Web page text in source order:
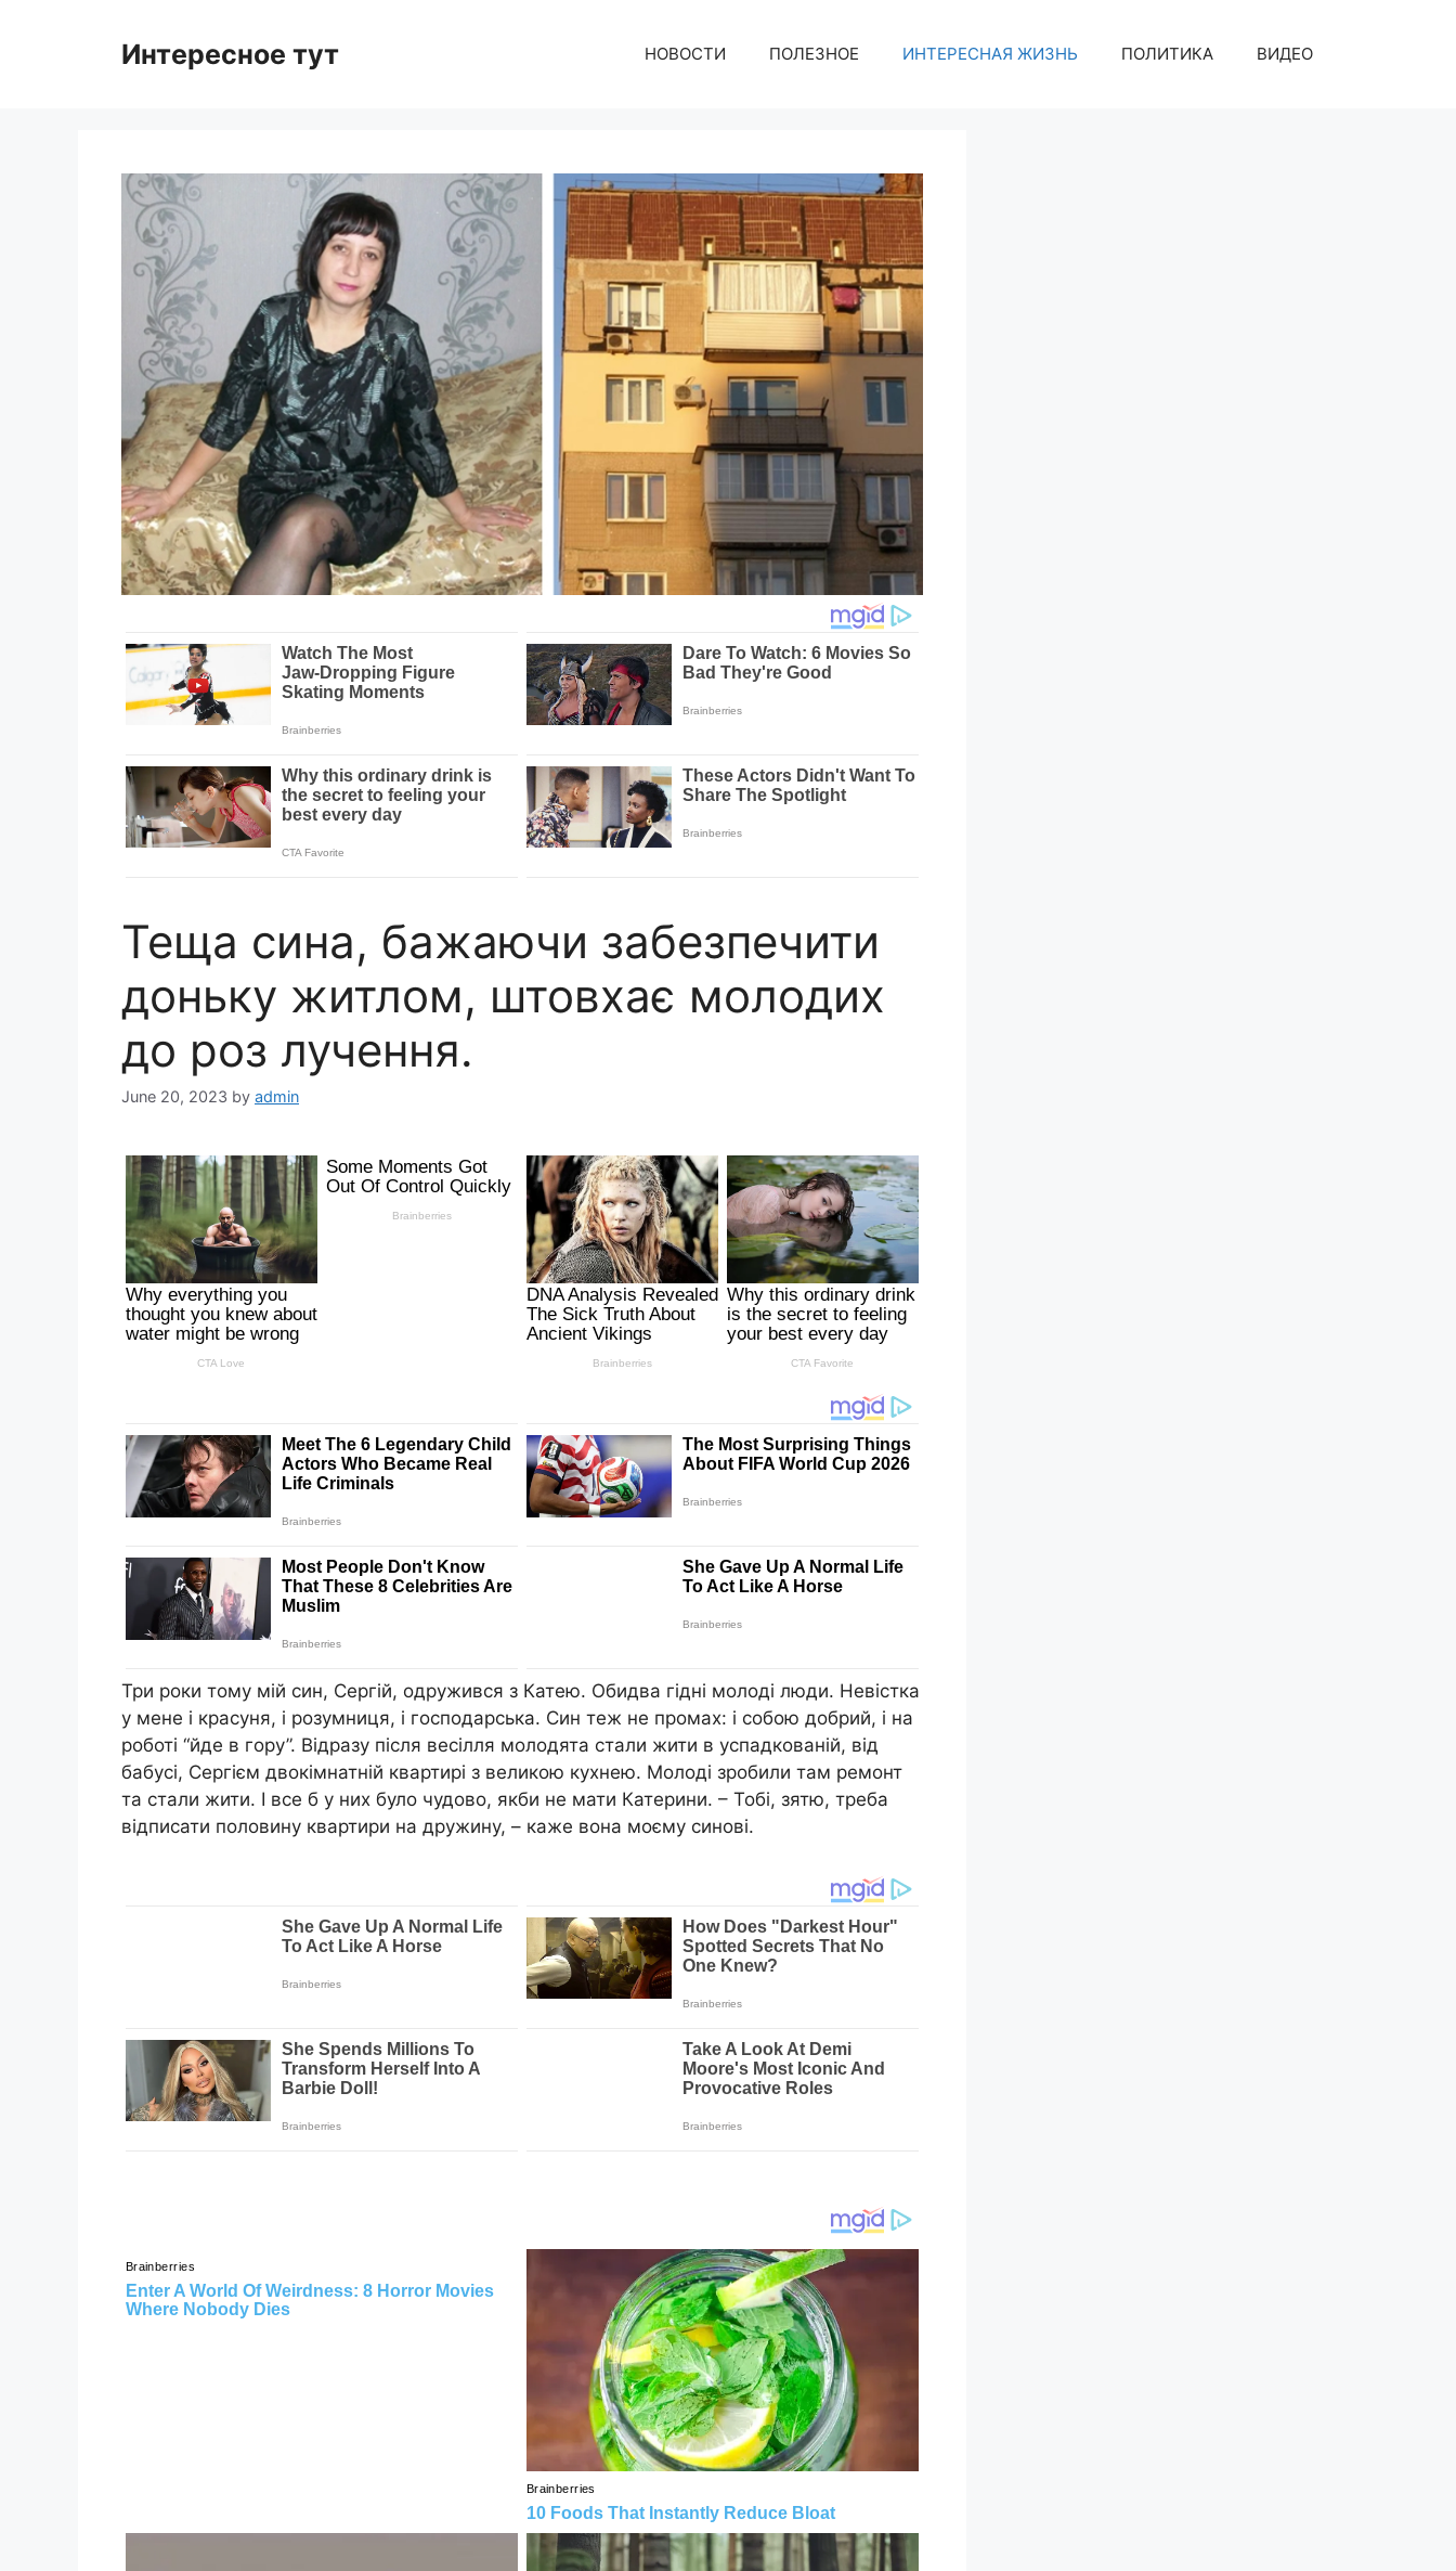
Интересное тут НОВОСТИ ПОЛЕЗНОЕ ИНТЕРЕСНАЯ ЖИЗНЬ ПОЛИТИКА ВИДЕО
Теща сина, бажаючи забезпечити
доньку житлом, штовхає молодих
до роз лучення.
June 20, 2023 by admin
Три роки тому мій син, Сергій, одружився з Катею. Обидва гідні молоді люди. Невістка
у мене і красуня, і розумниця, і господарська. Син теж не промах: і собою добрий, і на
роботі “йде в гору”. Відразу після весілля молодята стали жити в успадкованій, від
бабусі, Сергієм двокімнатній квартирі з великою кухнею. Молоді зробили там ремонт
та стали жити. І все б у них було чудово, якби не мати Катерини. – Тобі, зятю, треба
відписати половину квартири на дружину, – каже вона моєму синові.